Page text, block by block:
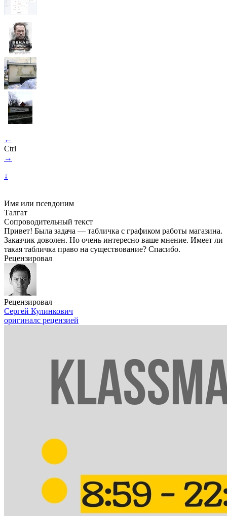
←
Ctrl
→
↓
Имя или псевдоним
Талгат
Сопроводительный текст
Привет! Была задача — табличка с графиком работы магазина.
Заказчик доволен. Но очень интересно ваше мнение. Имеет ли
такая табличка право на существование? Спасибо.
Рецензировал
Рецензировал
Сергей Кулинкович
оригиналс рецензией